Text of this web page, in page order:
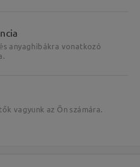
kiemelése
anyaghibákra vonatkozó
vagyunk az Ön számára.